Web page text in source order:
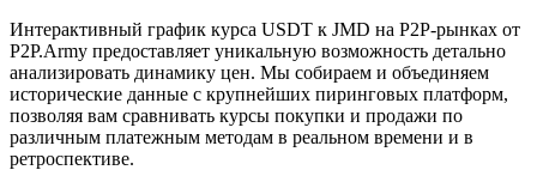
Интерактивный график курса USDT к JMD на P2P-рынках от
P2P.Army предоставляет уникальную возможность детально
анализировать динамику цен. Мы собираем и объединяем
исторические данные с крупнейших пиринговых платформ,
позволяя вам сравнивать курсы покупки и продажи по
различным платежным методам в реальном времени и в
ретроспективе.